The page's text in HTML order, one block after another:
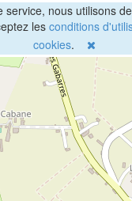
service, nous utilisons
les conditions
cookies.